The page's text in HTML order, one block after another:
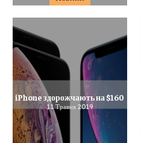
iPhone здорожчають на $160
11 Травня 2019